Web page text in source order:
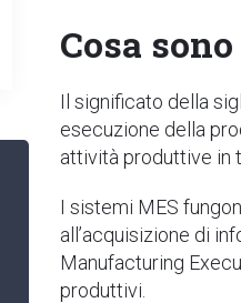
Cosa
Il significato della
esecuzione della
attività produttive in
I sistemi MES
all’acquisizione di
Manufacturing
produttivi.